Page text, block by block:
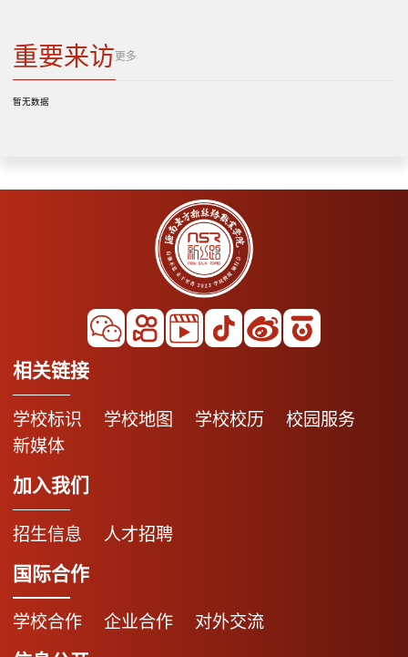
重要来访 更多
暂无数据
相关链接
学校标识 学校地图 学校校历
校园服务
新媒体
加入我们
招生信息 人才招聘
国际合作
学校合作 企业合作 对外交流